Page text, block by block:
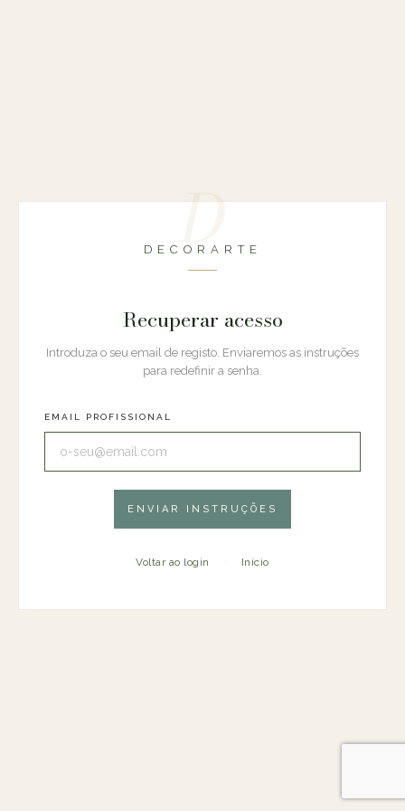
DECORARTE
Recuperar acesso
Introduza o seu email de registo. Enviaremos as instruções
para redefinir a senha.
EMAIL PROFISSIONAL
ENVIAR INSTRUÇÕES
Voltar ao login · Início